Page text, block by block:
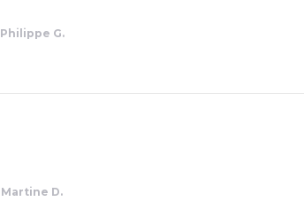
Philippe G.
Martine D.